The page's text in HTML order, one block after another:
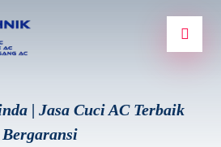
| Jasa Cuci AC Terbaik
Bergaransi